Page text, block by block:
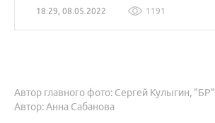
18:29, 08.05.2022 1191
Автор: Анна Сабанова
Автор главного фото: Сергей Кулыгин, "БР"